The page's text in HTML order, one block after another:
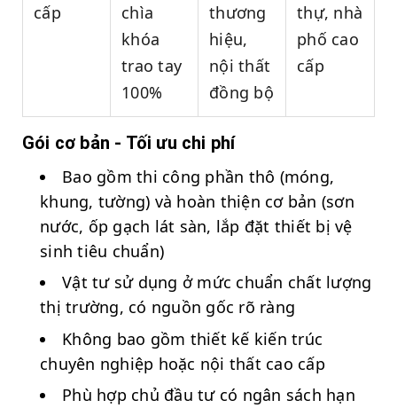
cấp
chìa
khóa
trao tay
100%
thương
hiệu,
nội thất
đồng bộ
thự, nhà
phố cao
cấp
Gói cơ bản - Tối ưu chi phí
Bao gồm thi công phần thô (móng,
khung, tường) và hoàn thiện cơ bản (sơn
nước, ốp gạch lát sàn, lắp đặt thiết bị vệ
sinh tiêu chuẩn)
Vật tư sử dụng ở mức chuẩn chất lượng
thị trường, có nguồn gốc rõ ràng
Không bao gồm thiết kế kiến trúc
chuyên nghiệp hoặc nội thất cao cấp
Phù hợp chủ đầu tư có ngân sách hạn